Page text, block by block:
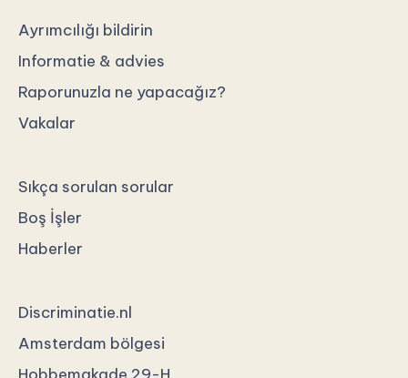
Ayrımcılığı bildirin
Informatie & advies
Raporunuzla ne yapacağız?
Vakalar
Sıkça sorulan sorular
Boş İşler
Haberler
Discriminatie.nl
Amsterdam bölgesi